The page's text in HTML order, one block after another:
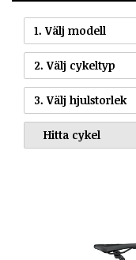
1. Välj modell
2. Välj cykeltyp
3. Välj hjulstorlek